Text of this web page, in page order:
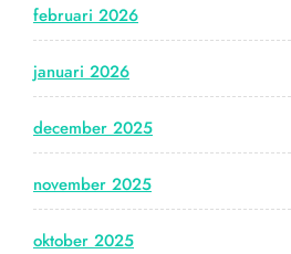
februari 2026
januari 2026
december 2025
november 2025
oktober 2025